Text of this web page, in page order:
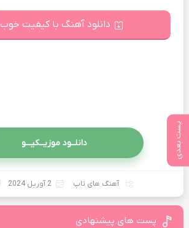
پست بعدی
دانلود آهنگ با کیفیت خوب 128
دانلــود موزیــکیـــو
آهنگ های تاپ 2 آوریل 2024
پست های پیشنهادی